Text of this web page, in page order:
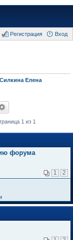
Вход
Регистрация
Силкина Елена
1 из 1
форума
1 2